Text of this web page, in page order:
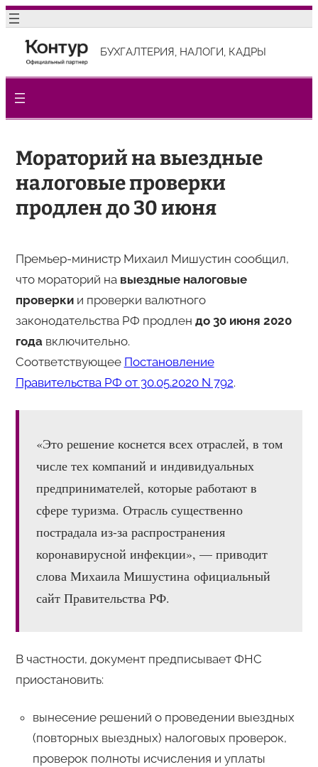
Перейти
содержимому
БУХГАЛТЕРИЯ, НАЛОГИ, КАДРЫ
Мораторий на выездные
налоговые проверки
продлен до 30 июня
Премьер-министр Михаил Мишустин сообщил,
что мораторий на выездные налоговые
проверкии проверки валютного
законодательства РФ продлен до 30 июня 2020
годавключительно.
Соответствующее Постановление
Правительства РФ от 30.05.2020 N 792.
«Это решение коснется всех отраслей, в том
числе тех компаний и индивидуальных
предпринимателей, которые работают в
сфере туризма. Отрасль существенно
пострадала из-за распространения
коронавирусной инфекции», — приводит
слова Михаила Мишустина официальный
сайт Правительства РФ.
В частности, документ предписывает ФНС
приостановить:
вынесение решений о проведении выездных
(повторных выездных) налоговых проверок,
проверок полноты исчисления и уплаты